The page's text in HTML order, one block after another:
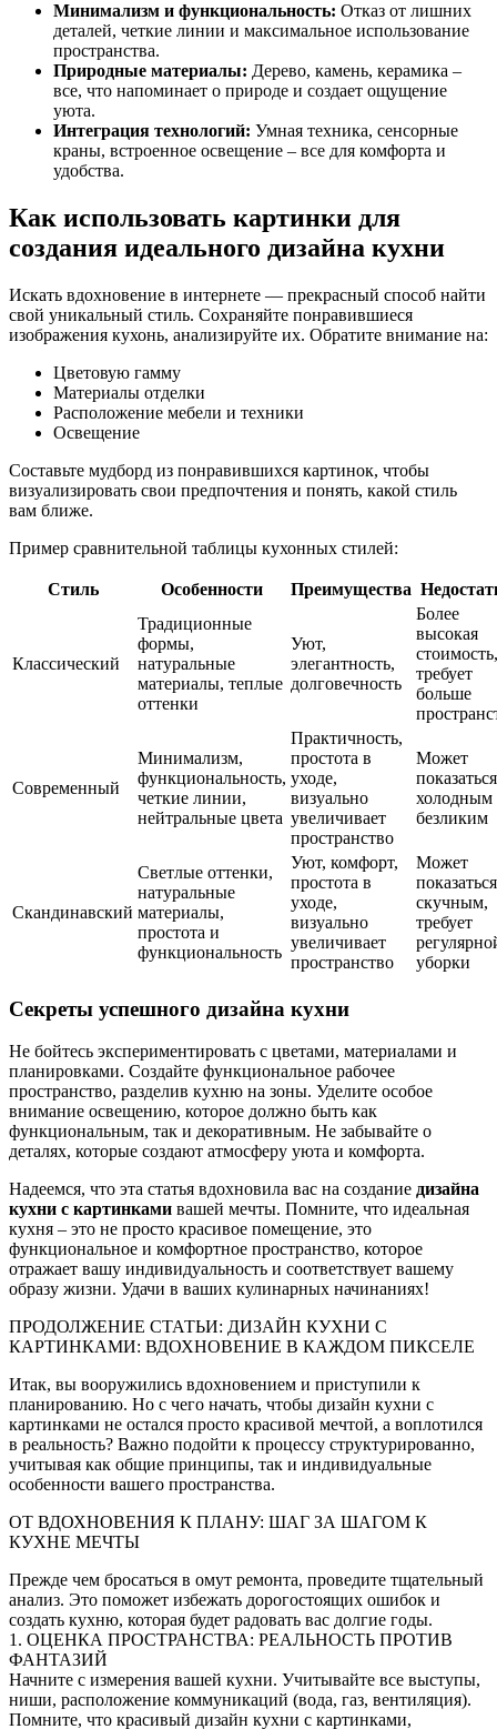
Минимализм и функциональность: Отказ от лишних
деталей, четкие линии и максимальное использование
пространства.
Природные материалы: Дерево, камень, керамика –
все, что напоминает о природе и создает ощущение
уюта.
Интеграция технологий: Умная техника, сенсорные
краны, встроенное освещение – все для комфорта и
удобства.
Как использовать картинки для
создания идеального дизайна кухни
Искать вдохновение в интернете ― прекрасный способ найти
свой уникальный стиль. Сохраняйте понравившиеся
изображения кухонь, анализируйте их. Обратите внимание на:
Цветовую гамму
Материалы отделки
Расположение мебели и техники
Освещение
Составьте мудборд из понравившихся картинок, чтобы
визуализировать свои предпочтения и понять, какой стиль
вам ближе.
Пример сравнительной таблицы кухонных стилей:
Стиль Особенности Преимущества
Классический
Традиционные
формы,
натуральные
материалы, теплые
оттенки
Уют,
элегантность,
долговечность
Более
высокая
стоимость,
требует
больше
Современный
Минимализм,
функциональность,
четкие линии,
нейтральные цвета
Практичность,
простота в
уходе,
визуально
увеличивает
пространство
Может
показаться
холодным
безликим
Скандинавский
Светлые оттенки,
натуральные
материалы,
простота и
функциональность
Уют, комфорт,
простота в
уходе,
визуально
увеличивает
пространство
Может
показаться
скучным,
требует
уборки
Секреты успешного дизайна кухни
Не бойтесь экспериментировать с цветами, материалами и
планировками. Создайте функциональное рабочее
пространство, разделив кухню на зоны. Уделите особое
внимание освещению, которое должно быть как
функциональным, так и декоративным. Не забывайте о
деталях, которые создают атмосферу уюта и комфорта.
Надеемся, что эта статья вдохновила вас на создание дизайна
кухни с картинками вашей мечты. Помните, что идеальная
кухня – это не просто красивое помещение, это
функциональное и комфортное пространство, которое
отражает вашу индивидуальность и соответствует вашему
образу жизни. Удачи в ваших кулинарных начинаниях!
ПРОДОЛЖЕНИЕ СТАТЬИ: ДИЗАЙН КУХНИ С
КАРТИНКАМИ: ВДОХНОВЕНИЕ В КАЖДОМ ПИКСЕЛЕ
Итак, вы вооружились вдохновением и приступили к
планированию. Но с чего начать, чтобы дизайн кухни с
картинками не остался просто красивой мечтой, а воплотился
в реальность? Важно подойти к процессу структурированно,
учитывая как общие принципы, так и индивидуальные
особенности вашего пространства.
ОТ ВДОХНОВЕНИЯ К ПЛАНУ: ШАГ ЗА ШАГОМ К
КУХНЕ МЕЧТЫ
Прежде чем бросаться в омут ремонта, проведите тщательный
анализ. Это поможет избежать дорогостоящих ошибок и
создать кухню, которая будет радовать вас долгие годы.
1. ОЦЕНКА ПРОСТРАНСТВА: РЕАЛЬНОСТЬ ПРОТИВ
ФАНТАЗИЙ
Начните с измерения вашей кухни. Учитывайте все выступы,
ниши, расположение коммуникаций (вода, газ, вентиляция).
Помните, что красивый дизайн кухни с картинками,